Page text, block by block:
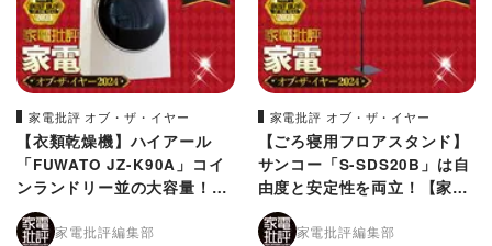
家電批評 オブ・ザ・イヤー
【衣類乾燥機】ハイアール
「FUWATO JZ-K90A」コイ
ンランドリー並の大容量！
【家電批評2024年ベストバ
イ】 家電批評編集部
家電批評 オブ・ザ・イヤー
【ごろ寝用フロアスタンド】
サンコー「S-SDS20B」は自
由度と安定性を両立！【家電
批評2024年ベストバイ】
家電批評編集部